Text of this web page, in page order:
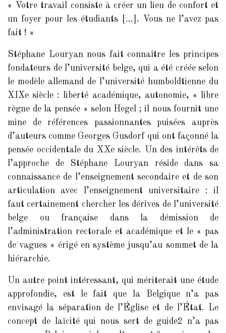
« Votre travail consiste à créer un lieu de confort et
un foyer pour les étudiants […]. Vous ne l’avez pas
fait ! »
Stéphane Louryan nous fait connaître les principes
fondateurs de l’université belge, qui a été créée selon
le modèle allemand de l’université humboldtienne du
XIXe siècle : liberté académique, autonomie, « libre
règne de la pensée » selon Hegel ; il nous fournit une
mine de références passionnantes puisées auprès
d’auteurs comme Georges Gusdorf qui ont façonné la
pensée occidentale du XXe siècle. Un des intérêts de
l’approche de Stéphane Louryan réside dans sa
connaissance de l’enseignement secondaire et de son
articulation avec l’enseignement universitaire : il
faut certainement chercher les dérives de l’université
belge ou française dans la démission de
l’administration rectorale et académique et le « pas
de vagues » érigé en système jusqu’au sommet de la
hiérarchie.
Un autre point intéressant, qui mériterait une étude
approfondie, est le fait que la Belgique n’a pas
envisagé la séparation de l’Église et de l’État. Le
concept de laïcité qui nous sert de guide2 n’a pas